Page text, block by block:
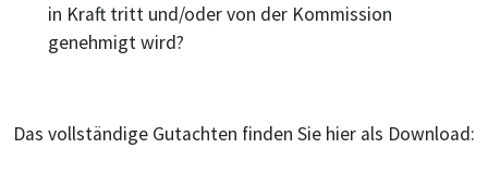
in Kraft tritt und/oder von der Kommission
genehmigt wird?
Das vollständige Gutachten finden Sie hier als Download: